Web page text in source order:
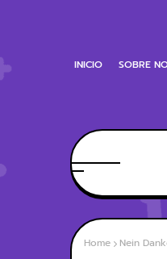
INICIO SOBRE
Home Nein